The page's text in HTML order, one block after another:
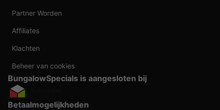
Partner Worden
Affiliates
Klachten
Beheer van cookies
BungalowSpecials is aangesloten bij
Betaalmogelijkheden